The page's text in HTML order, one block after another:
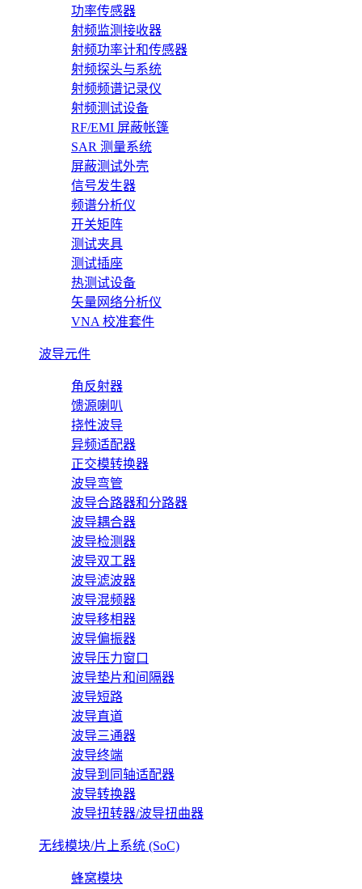
功率传感器
射频监测接收器
射频功率计和传感器
射频探头与系统
射频频谱记录仪
射频测试设备
RF/EMI 屏蔽帐篷
SAR 测量系统
屏蔽测试外壳
信号发生器
频谱分析仪
开关矩阵
测试夹具
测试插座
热测试设备
矢量网络分析仪
VNA 校准套件
波导元件
角反射器
馈源喇叭
挠性波导
异频适配器
正交模转换器
波导弯管
波导合路器和分路器
波导耦合器
波导检测器
波导双工器
波导滤波器
波导混频器
波导移相器
波导偏振器
波导压力窗口
波导垫片和间隔器
波导短路
波导直道
波导三通器
波导终端
波导到同轴适配器
波导转换器
波导扭转器/波导扭曲器
无线模块/片上系统 (SoC)
蜂窝模块